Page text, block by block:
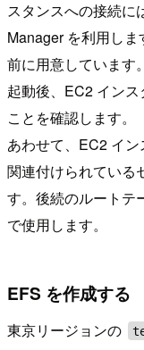
スタンスへの接続に
Manager を利用し
前に用意しています。
起動後、EC2 イン
ことを確認します。
あわせて、EC2 イン
関連付けられている
す。後続のルートテ
で使用します。
EFS を作成する
東京リージョンの